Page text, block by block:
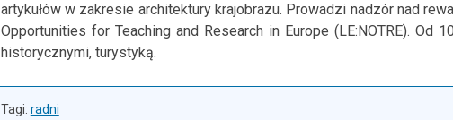
artykułów w zakresie architektury krajobrazu. Prowadzi nadzór nad
Opportunities for Teaching and Research in Europe (LE:NOTRE). Od
historycznymi, turystyką.
Tagi: radni